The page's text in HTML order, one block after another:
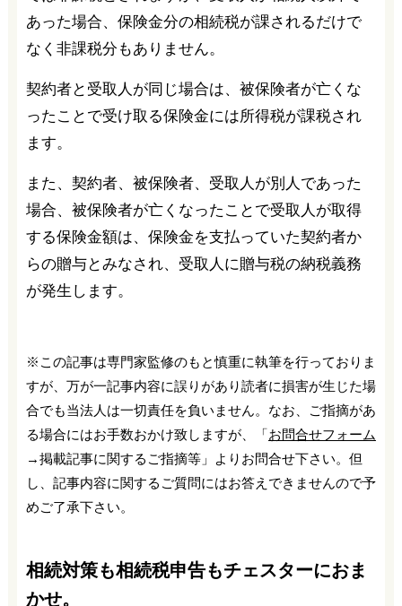
あった場合、保険金分の相続税が課されるだけで
なく非課税分もありません。
契約者と受取人が同じ場合は、被保険者が亡くな
ったことで受け取る保険金には所得税が課税され
ます。
また、契約者、被保険者、受取人が別人であった
場合、被保険者が亡くなったことで受取人が取得
する保険金額は、保険金を支払っていた契約者か
らの贈与とみなされ、受取人に贈与税の納税義務
が発生します。
※この記事は専門家監修のもと慎重に執筆を行っておりま
すが、万が一記事内容に誤りがあり読者に損害が生じた場
合でも当法人は一切責任を負いません。なお、ご指摘があ
る場合にはお手数おかけ致しますが、「お問合せフォーム
→掲載記事に関するご指摘等」よりお問合せ下さい。但
し、記事内容に関するご質問にはお答えできませんので予
めご了承下さい。
相続対策も相続税申告もチェスターにおま
かせ。